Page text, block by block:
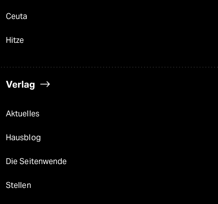
Ceuta
Hitze
Verlag
Aktuelles
Hausblog
Die Seitenwende
Stellen